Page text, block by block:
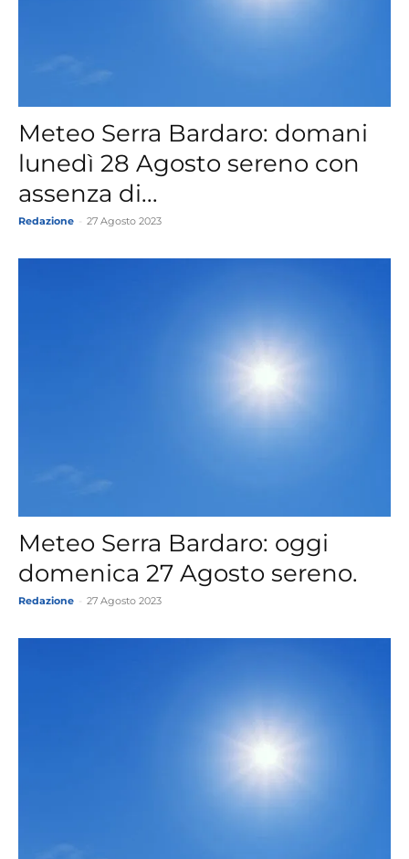
Meteo Serra Bardaro: domani
lunedì 28 Agosto sereno con
assenza di...
Redazione 27 Agosto 2023
Meteo Serra Bardaro: oggi
domenica 27 Agosto sereno.
Redazione 27 Agosto 2023